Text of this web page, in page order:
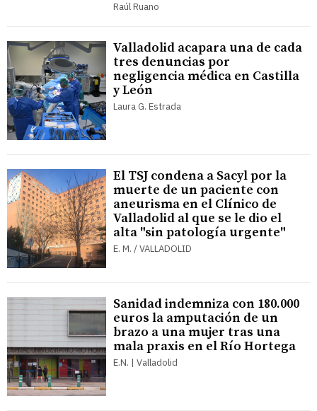
Raúl Ruano
Valladolid acapara una de cada
tres denuncias por
negligencia médica en Castilla
y León
Laura G. Estrada
El TSJ condena a Sacyl por la
muerte de un paciente con
aneurisma en el Clínico de
Valladolid al que se le dio el
alta "sin patología urgente"
E. M. / VALLADOLID
Sanidad indemniza con 180.000
euros la amputación de un
brazo a una mujer tras una
mala praxis en el Río Hortega
E.N. | Valladolid